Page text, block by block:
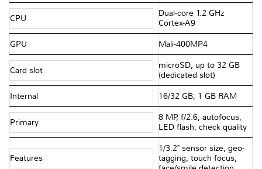
CPU
Dual-core 1.2 GHz
Cortex-A9
GPU Mali-400MP4
Card slot
microSD, up to 32 GB
(dedicated slot)
Internal 16/32 GB, 1 GB RAM
Primary
8 MP, f/2.6, autofocus,
LED flash, check quality
Features
1/3.2" sensor size, geo-
tagging, touch focus,